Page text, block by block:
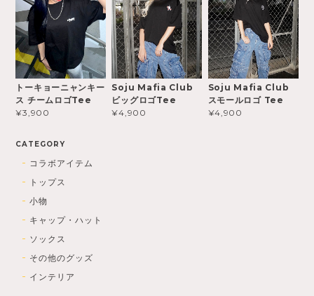
トーキョーニャンキー
ス チームロゴTee
¥3,900
Soju Mafia Club
ビッグロゴTee
¥4,900
Soju Mafia Club
スモールロゴ Tee
¥4,900
CATEGORY
コラボアイテム
トップス
小物
キャップ・ハット
ソックス
その他のグッズ
インテリア